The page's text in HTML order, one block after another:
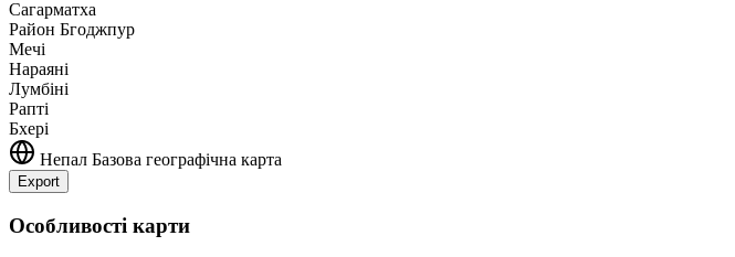
Сагарматха
Район Бгоджпур
Мечі
Нараяні
Лумбіні
Рапті
Бхері
Непал Базова географічна карта
Export
+
Особливості карти